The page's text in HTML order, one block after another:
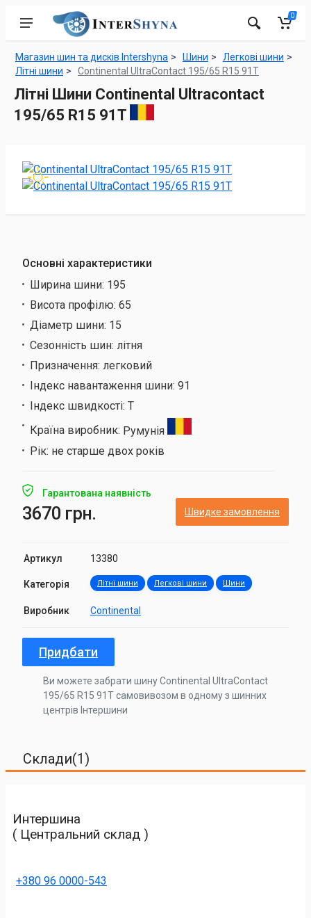
0
Магазин шин та дисків Intershyna Шини
Легкові шини
Літні шини
Continental UltraContact 195/65 R15 91T
Літні Шини Continental Ultracontact
195/65 R15 91T
Основні характеристики
Ширина шини: 195
Висота профілю: 65
Діаметр шини: 15
Сезонність шин: літня
Призначення: легковий
Індекс навантаження шини: 91
Індекс швидкості: T
Країна виробник: Румунія
Рік: не старше двох років
Гарантована наявність
3670 грн. Швидке замовлення
Артикул 13380
Категорія Літні шини Легкові шини Шини
Виробник Continental
Придбати
Ви можете забрати шину Continental UltraContact
195/65 R15 91T самовивозом в одному з шинних
центрів Інтершини
Склади(1)
Интершина
( Центральний склад )
+380 96 0000-543